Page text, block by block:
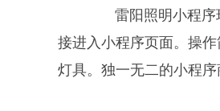
雷阳照明小程序现
接进入小程序⻚面。操
灯具。独一无二的小程序